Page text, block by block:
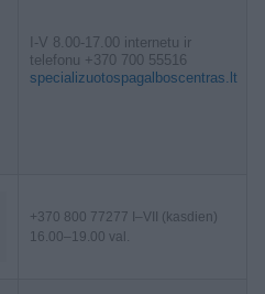
I-V 8.00-17.00 internetu ir
telefonu +370 700 55516
specializuotospagalboscentras.lt
+370 800 77277 I–VII (kasdien)
16.00–19.00 val.